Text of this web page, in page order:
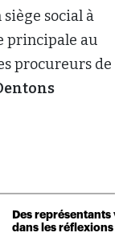
social à
principale au
procureurs de
Des représentants
dans les réflexions de